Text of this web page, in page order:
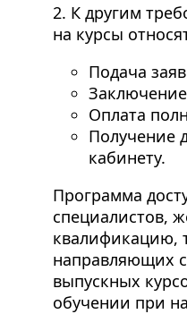
2. К другим
на курсы
Подача
Оплата
Получение
кабинету.
Программа
специалистов,
квалификацию,
направляющих
выпускных
обучении при